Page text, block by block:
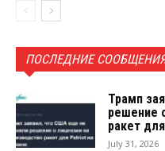
ПОСЛЕДНИЕ
Трамп
решение
ракет
July 31, 2026